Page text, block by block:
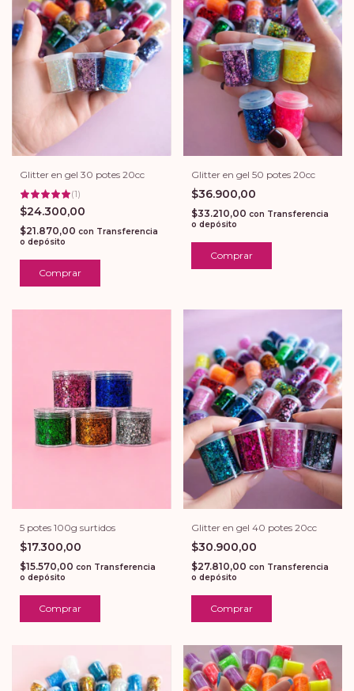
Glitter en gel 30 potes 20cc
(1)
$24.300,00
$21.870,00 con Transferencia
o depósito
Glitter en gel 50 potes 20cc
$36.900,00
$33.210,00 con Transferencia
o depósito
5 potes 100g surtidos
$17.300,00
$15.570,00 con Transferencia
o depósito
Glitter en gel 40 potes 20cc
$30.900,00
$27.810,00 con Transferencia
o depósito